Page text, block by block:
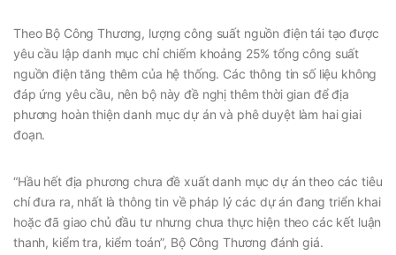
Theo Bộ Công Thương, lượng công suất nguồn điện tái tạo được
yêu cầu lập danh mục chỉ chiếm khoảng 25% tổng công suất
nguồn điện tăng thêm của hệ thống. Các thông tin số liệu không
đáp ứng yêu cầu, nên bộ này đề nghị thêm thời gian để địa
phương hoàn thiện danh mục dự án và phê duyệt làm hai giai
đoạn.
“Hầu hết địa phương chưa đề xuất danh mục dự án theo các tiêu
chí đưa ra, nhất là thông tin về pháp lý các dự án đang triển khai
hoặc đã giao chủ đầu tư nhưng chưa thực hiện theo các kết luận
thanh, kiểm tra, kiểm toán”, Bộ Công Thương đánh giá.